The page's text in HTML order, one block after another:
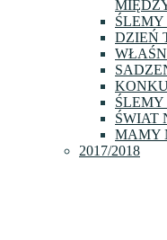
DZIEŃ
ŚWIAT
MAMY
2017/2018